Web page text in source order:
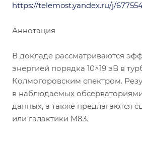
https://telemost.yandex.ru/j/
Аннотация
В докладе рассматриваются
энергией порядка 10^19 эВ в
Колмогоровским спектром.
в наблюдаемых
данных, а также предлагаются
или галактики M83.